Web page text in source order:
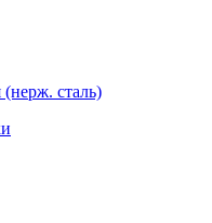
(нерж. сталь)